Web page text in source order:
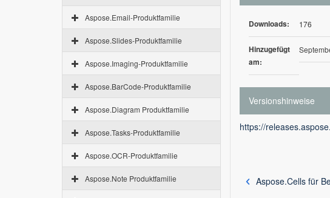
Aspose.Email-Produktfamilie
Aspose.Slides-Produktfamilie
Aspose.Imaging-Produktfamilie
Aspose.BarCode-Produktfamilie
Aspose.Diagram Produktfamilie
Aspose.Tasks-Produktfamilie
Aspose.OCR-Produktfamilie
Aspose.Note Produktfamilie
Downloads: 176
Hinzugefügt
am:
Versionshinweise
https://
Aspose.Cells für